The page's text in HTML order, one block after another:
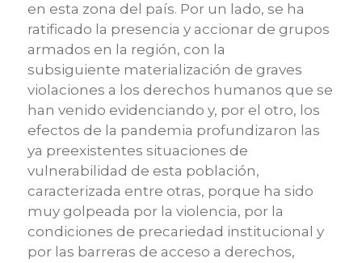
en esta zona del país. Por un lado, se ha
ratificado la presencia y accionar de grupos
armados en la región, con la
subsiguiente materialización de graves
violaciones a los derechos humanos que se
han venido evidenciando y, por el otro, los
efectos de la pandemia profundizaron las
ya preexistentes situaciones de
vulnerabilidad de esta población,
caracterizada entre otras, porque ha sido
muy golpeada por la violencia, por la
condiciones de precariedad institucional y
por las barreras de acceso a derechos,